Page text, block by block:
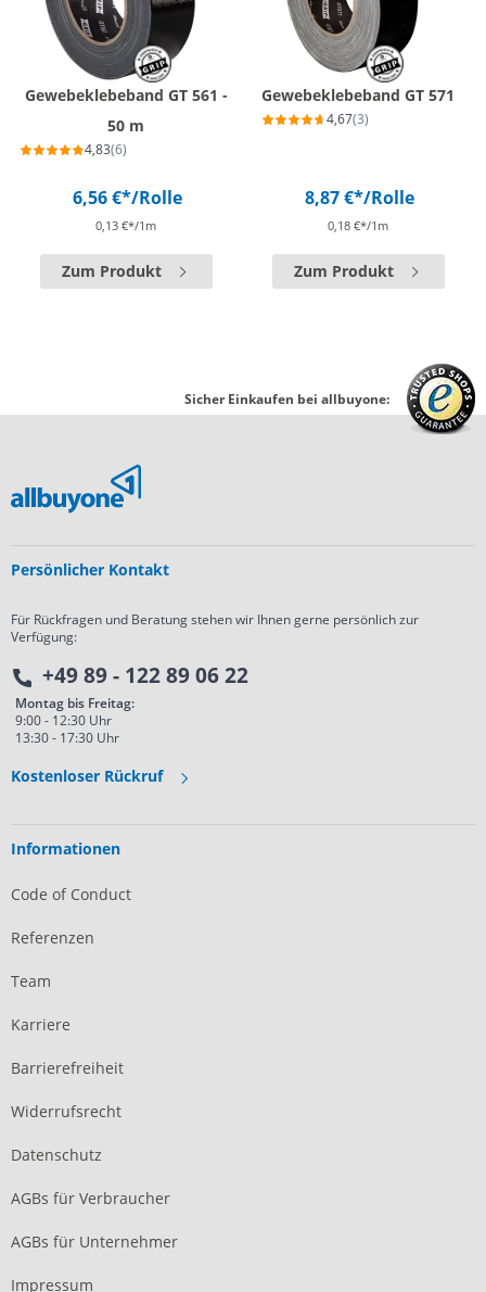
Gewebeklebeband GT 561 -
50 m
4,83(6)
6,56 €*/Rolle
0,13 €*/1m
Zum Produkt
Gewebeklebeband GT 571
4,67(3)
8,87 €*/Rolle
0,18 €*/1m
Zum Produkt
Sicher Einkaufen bei allbuyone:
Persönlicher Kontakt
Für Rückfragen und Beratung stehen wir Ihnen gerne persönlich zur
Verfügung:
+49 89 - 122 89 06 22
Montag bis Freitag:
9:00 - 12:30 Uhr
13:30 - 17:30 Uhr
Kostenloser Rückruf
Informationen
Code of Conduct
Referenzen
Team
Karriere
Barrierefreiheit
Widerrufsrecht
Datenschutz
AGBs für Verbraucher
AGBs für Unternehmer
Impressum